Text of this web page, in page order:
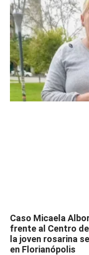
Caso Micaela
frente al Centro
la joven rosarina
en Florianópolis